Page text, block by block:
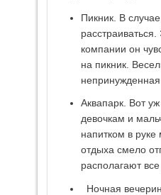
Пикник. В
компании он
на пикник.
Аквапарк. Вот
девочкам и
напитком в руке
отдыха смело
располагают
Ночная